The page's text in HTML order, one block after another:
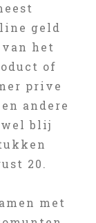
geld
het
of
prive
andere
wel blij
20.
met